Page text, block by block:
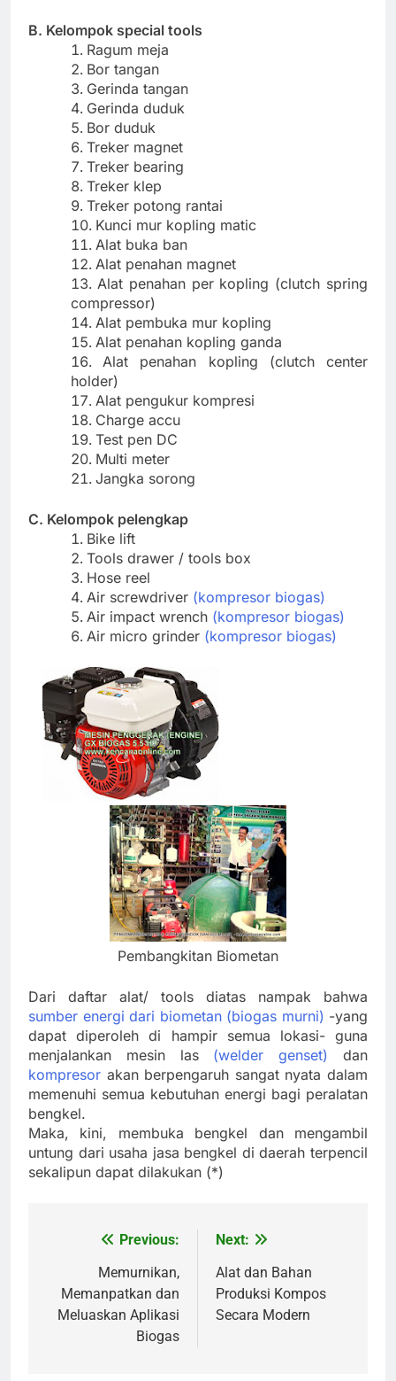
B. Kelompok special tools
Ragum meja
Bor tangan
Gerinda tangan
Gerinda duduk
Bor duduk
Treker magnet
Treker bearing
Treker klep
Treker potong rantai
Kunci mur kopling matic
Alat buka ban
Alat penahan magnet
Alat penahan per kopling (clutch spring
compressor)
Alat pembuka mur kopling
Alat penahan kopling ganda
Alat penahan kopling (clutch center
holder)
Alat pengukur kompresi
Charge accu
Test pen DC
Multi meter
Jangka sorong
C. Kelompok pelengkap
Bike lift
Tools drawer / tools box
Hose reel
Air screwdriver (kompresor biogas)
Air impact wrench (kompresor biogas)
Air micro grinder (kompresor biogas)
Pembangkitan Biometan
Dari daftar alat/ tools diatas nampak bahwa
sumber energi dari biometan (biogas murni) -yang
dapat diperoleh di hampir semua lokasi- guna
menjalankan mesin las (welder genset)
dan
kompresor akan berpengaruh sangat nyata dalam
memenuhi semua kebutuhan energi bagi peralatan
bengkel.
Maka, kini, membuka bengkel dan mengambil
untung dari usaha jasa bengkel di daerah terpencil
sekalipun dapat dilakukan (*)
NavigasiPrevious:
Memurnikan,
Memanpatkan dan
Meluaskan Aplikasi
Biogas
Next:
Alat dan Bahan
Produksi Kompos
Secara Modern